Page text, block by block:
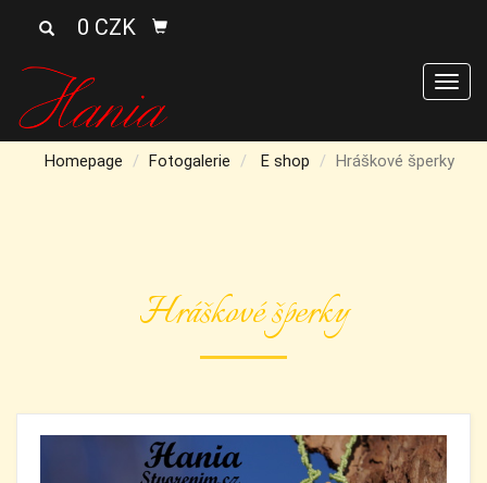
0 CZK
Homepage Fotogalerie E shop Hráškové šperky
Hráškové šperky